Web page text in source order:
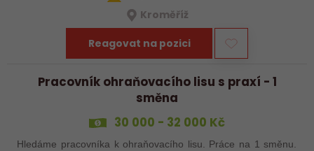
Kroměříž
Reagovat na pozici
Pracovník ohraňovacího lisu s praxí - 1
směna
30 000 - 32 000 Kč
Hledáme pracovníka k ohraňovacího lisu. Práce na 1 směnu.